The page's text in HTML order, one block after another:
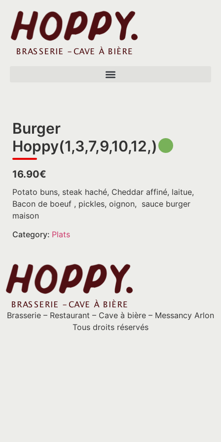
Burger
Hoppy(1,3,7,9,10,12,)
16.90€
Potato buns, steak haché, Cheddar affiné, laitue,
Bacon de boeuf , pickles, oignon, sauce burger
maison
Category: Plats
Brasserie – Restaurant – Cave à bière – Messancy Arlon
Tous droits réservés